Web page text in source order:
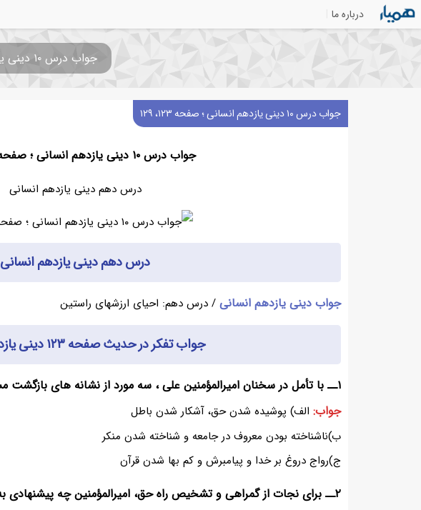
درباره ما
جواب درس ۱۰ دینی یازدهم انسانی ؛ صفحه ۱۲۳، ۱۲۹ - همیار آموزش
جواب درس ۱۰ دینی یازدهم انسانی ؛ صفحه ۱۲۳، ۱۲۹
جواب درس ۱۰ دینی یازدهم انسانی ؛ صفحه ۱۲۳، ۱۲۹
درس دهم دینی یازدهم انسانی
درس دهم دینی یازدهم انسانی
جواب دینی یازدهم انسانی / درس دهم: احیای ارزشهای راستین
جواب تفکر در حدیث صفحه ۱۲۳ دینی یازدهم انسانی
۱ــ با تأمل در سخنان امیرالمؤمنین علی ، سه مورد از نشانه های بازگشت مسلمانان به دوره جاهلیت را بیان کنید.
جواب: الف) پوشیده شدن حق، آشکار شدن باطل
ب)ناشناخته بودن معروف در جامعه و شناخته شدن منکر
ج)رواج دروغ بر خدا و پیامبرش و کم بها شدن قرآن
۲ــ برای نجات از گمراهی و تشخیص راه حق، امیرالمؤمنین چه پیشنهادی به مردم میدهد؟